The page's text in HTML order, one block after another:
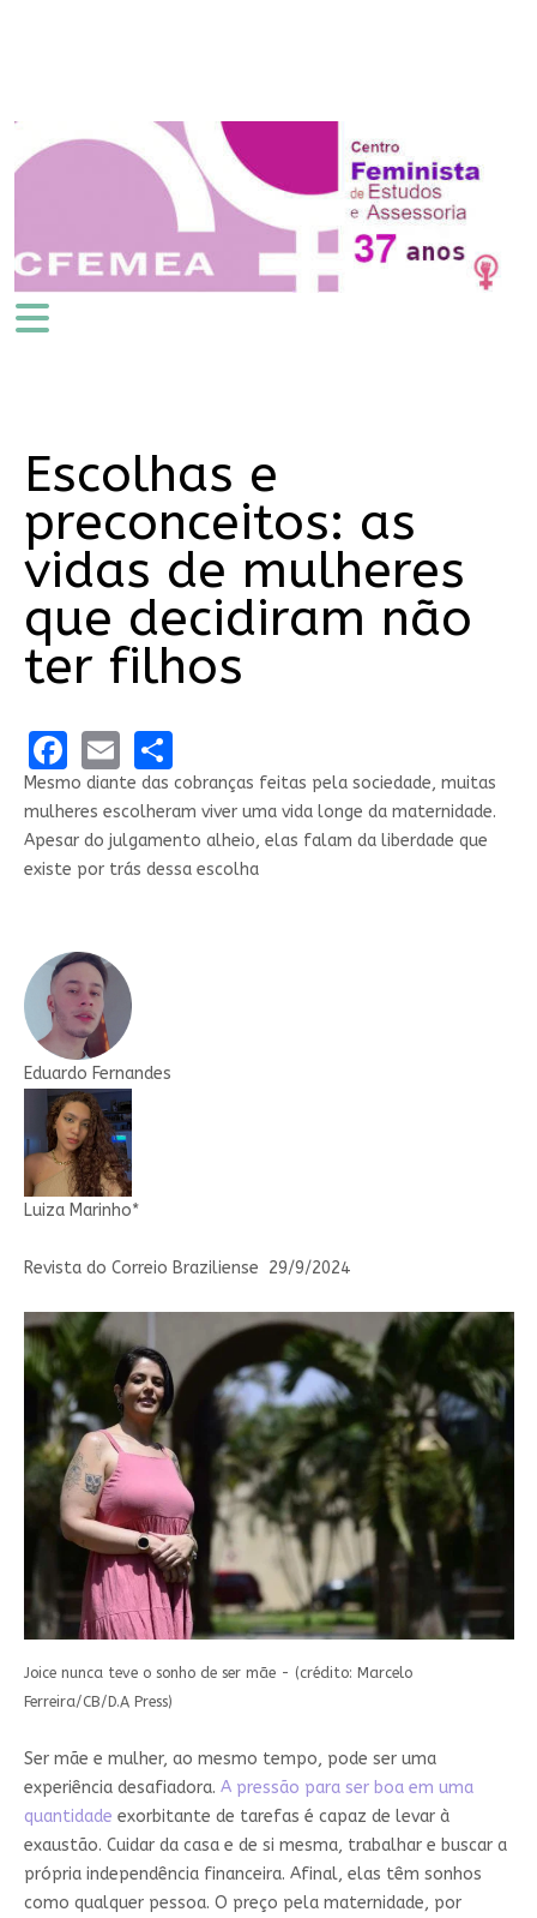
Escolhas e
preconceitos: as
vidas de mulheres
que decidiram não
ter filhos
Facebook
EmailShare
Mesmo diante das cobranças feitas pela sociedade, muitas
mulheres escolheram viver uma vida longe da maternidade.
Apesar do julgamento alheio, elas falam da liberdade que
existe por trás dessa escolha
Eduardo Fernandes
Luiza Marinho*
Revista do Correio Braziliense 29/9/2024
Joice nunca teve o sonho de ser mãe - (crédito: Marcelo
Ferreira/CB/D.A Press)
Ser mãe e mulher, ao mesmo tempo, pode ser uma
experiência desafiadora. A pressão para ser boa em uma
quantidade exorbitante de tarefas é capaz de levar à
exaustão. Cuidar da casa e de si mesma, trabalhar e buscar a
própria independência financeira. Afinal, elas têm sonhos
como qualquer pessoa. O preço pela maternidade, por